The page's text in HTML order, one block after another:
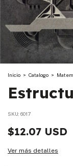
Inicio > Catalogo >
SKU: 6017
$12.07 USD
Ver más detalles